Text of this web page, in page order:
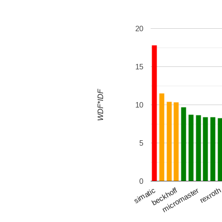
simaticbeckhoff
micromasterrexroth
0
5
10
15
20
WDF*IDF